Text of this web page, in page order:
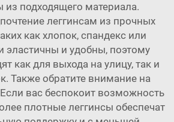
из подходящего материала.
леггинсам из прочных
как хлопок, спандекс или
эластичны и удобны, поэтому
как для выхода на улицу, так и
Также обратите внимание на
вас беспокоит возможность
плотные леггинсы обеспечат